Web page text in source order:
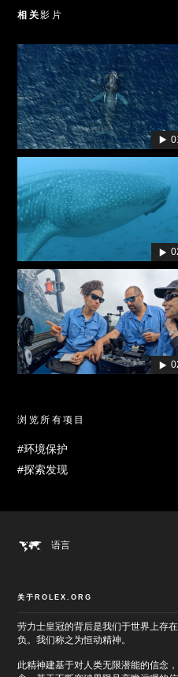
相关影片
浏览所有项目
#环境保护
#探索发现
语言
关于ROLEX.ORG
劳力士皇冠的背后是我们于世界上存
负。我们称之为恒动精神。
此精神建基于对人类无限潜能的信念